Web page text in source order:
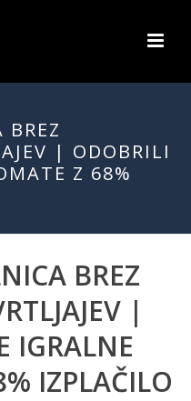
BREZ
| ODOBRILI
Z 68%
BREZ
|
IGRALNE
IZPLAČILO